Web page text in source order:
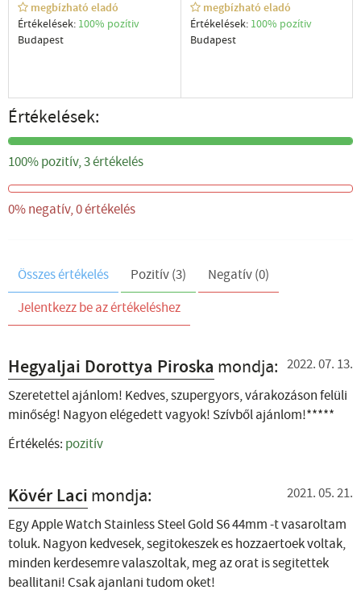
megbízható eladó
Értékelések: 100% pozítiv
Budapest
megbízható eladó
Értékelések: 100% pozítiv
Budapest
Értékelések:
100%
100% pozitív, 3 értékelés
0%
0% negatív, 0 értékelés
Összes értékelés Pozitív (3)
Negatív (0)
Jelentkezz be az értékeléshez
Hegyaljai Dorottya Piroska mondja: 2022. 07. 13.
Szeretettel ajánlom! Kedves, szupergyors, várakozáson felüli
minőség! Nagyon elégedett vagyok! Szívből ajánlom!*****
Értékelés: pozitív
Kövér Laci mondja: 2021. 05. 21.
Egy Apple Watch Stainless Steel Gold S6 44mm -t vasaroltam
toluk. Nagyon kedvesek, segitokeszek es hozzaertoek voltak,
minden kerdesemre valaszoltak, meg az orat is segitettek
beallitani! Csak ajanlani tudom oket!